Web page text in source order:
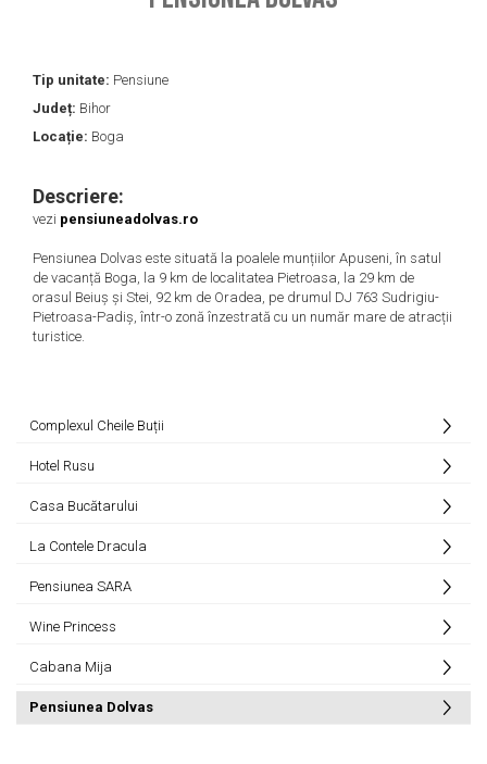
Tip unitate: Pensiune
Județ: Bihor
Locație: Boga
Descriere:
vezi pensiuneadolvas.ro
Pensiunea Dolvas este situată la poalele munțiilor Apuseni, în satul
de vacanță Boga, la 9 km de localitatea Pietroasa, la 29 km de
orasul Beiuș și Stei, 92 km de Oradea, pe drumul DJ 763 Sudrigiu-
Pietroasa-Padiș, într-o zonă înzestrată cu un număr mare de atracții
turistice.
Complexul Cheile Buții
Hotel Rusu
Casa Bucătarului
La Contele Dracula
Pensiunea SARA
Wine Princess
Cabana Mija
Pensiunea Dolvas